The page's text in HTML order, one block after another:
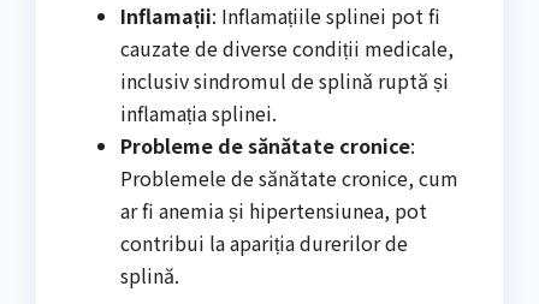
Inflamații: Inflamațiile splinei pot fi
cauzate de diverse condiții medicale,
inclusiv sindromul de splină ruptă și
inflamația splinei.
Probleme de sănătate cronice:
Problemele de sănătate cronice, cum
ar fi anemia și hipertensiunea, pot
contribui la apariția durerilor de
splină.